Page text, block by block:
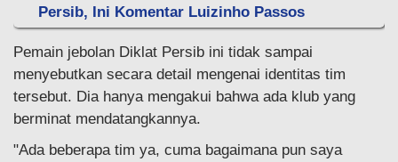
Persib, Ini Komentar Luizinho Passos
Pemain jebolan Diklat Persib ini tidak sampai
menyebutkan secara detail mengenai identitas tim
tersebut. Dia hanya mengakui bahwa ada klub yang
berminat mendatangkannya.
"Ada beberapa tim ya, cuma bagaimana pun saya